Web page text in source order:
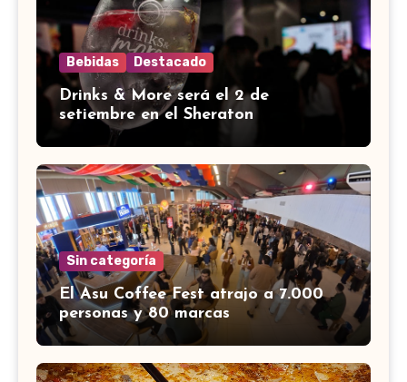
Bebidas Destacado
Drinks & More será el 2 de
setiembre en el Sheraton
Sin categoría
El Asu Coffee Fest atrajo a 7.000
personas y 80 marcas